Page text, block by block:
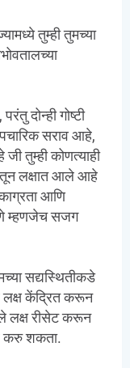
तुम्ही तुमच्या
दोन्ही गोष्टी
सराव आहे,
तुम्ही कोणत्याही
लक्षात आले आहे
आणि
म्हणजेच सजग
सद्यस्थितीकडे
लक्ष केंद्रित करून
लक्ष रीसेट करून
करु शकता.